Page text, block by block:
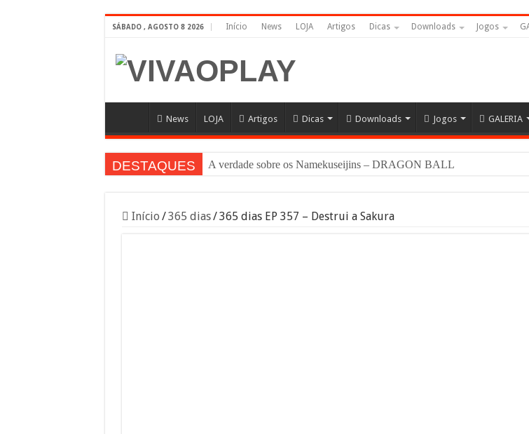
SÁBADO , AGOSTO 8 2026 Início News LOJA Artigos Dicas Downloads Jogos
News LOJA Artigos Dicas Downloads Jogos GALERIA
DESTAQUES A verdade sobre os Namekuseijins – DRAGON BALL #News
Início /365 dias/365 dias EP 357 – Destrui a Sakura